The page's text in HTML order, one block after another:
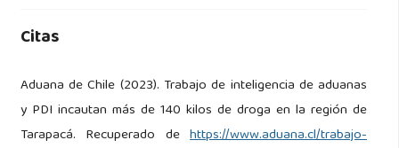
Citas
Aduana de Chile (2023). Trabajo de inteligencia de aduanas
y PDI incautan más de 140 kilos de droga en la región de
Tarapacá. Recuperado dehttps://www.aduana.cl/trabajo-